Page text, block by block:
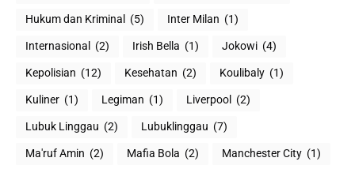
Hukum dan Kriminal (5) Inter Milan (1)
Internasional (2) Irish Bella (1) Jokowi (4)
Kepolisian (12) Kesehatan (2) Koulibaly (1)
Kuliner (1) Legiman (1) Liverpool (2)
Lubuk Linggau (2) Lubuklinggau (7)
Ma'ruf Amin (2) Mafia Bola (2) Manchester City (1)